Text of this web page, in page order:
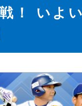
！ いよ